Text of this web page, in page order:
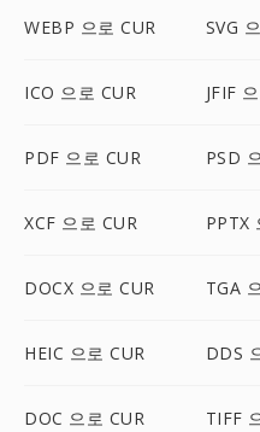
WEBP 으로 CUR SVG
ICO 으로 CUR JFIF
PDF 으로 CUR PSD
XCF 으로 CUR PPTX
DOCX 으로 CUR TGA
HEIC 으로 CUR DDS
DOC 으로 CUR TIFF